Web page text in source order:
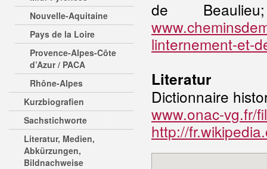
Nouvelle-Aquitaine
Pays de la Loire
Provence-Alpes-Côte
d’Azur / PACA
Rhône-Alpes
Kurzbiografien
Sachstichworte
Literatur, Medien,
Abkürzungen,
Bildnachweise
de
linternement-et-
Literatur
Dictionnaire
www.onac-vg.fr/
http://